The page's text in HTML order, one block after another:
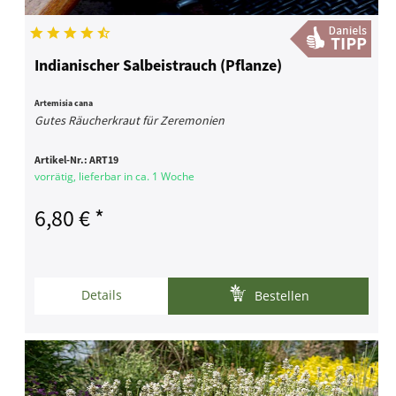
Indianischer Salbeistrauch (Pflanze)
Artemisia cana
Gutes Räucherkraut für Zeremonien
Artikel-Nr.:ART19
vorrätig, lieferbar in ca. 1 Woche
6,80 € *
Details Bestellen